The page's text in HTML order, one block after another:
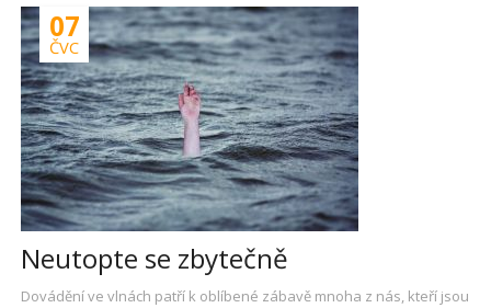
07
ČVC
Neutopte se zbytečně
Dovádění ve vlnách patří k oblíbené zábavě mnoha z nás, kteří jsou